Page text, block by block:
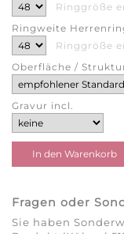
Ringgröße
Ringweite
Ringgröße
Oberfläche /
Gravur incl.
Fragen oder
Sie haben